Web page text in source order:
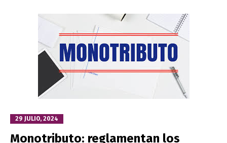
29 JULIO, 2024
Monotributo: reglamentan los